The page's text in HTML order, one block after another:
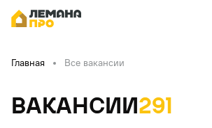
Главная Все вакансии
Вакансии291